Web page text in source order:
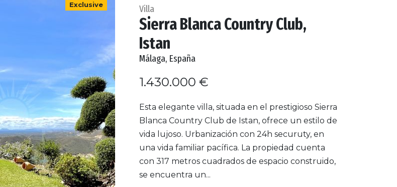
Exclusive Villa
Sierra Blanca Country Club,
Istan
Málaga, España
1.430.000 €
Esta elegante villa, situada en el prestigioso Sierra
Blanca Country Club de Istan, ofrece un estilo de
vida lujoso. Urbanización con 24h securuty, en
una vida familiar pacífica. La propiedad cuenta
con 317 metros cuadrados de espacio construido,
se encuentra un...